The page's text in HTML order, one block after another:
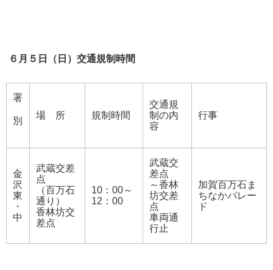
６月５日（日）交通規制時間
署
別
場 所 規制時間
交通規
制の内
容
行事
金
沢
東
・
中
武蔵交差
点
（百万石
通り）
香林坊交
差点
10：00～
12：00
武蔵交
差点
～香林
坊交差
点
車両通
行止
加賀百万石ま
ちなかパレー
ド